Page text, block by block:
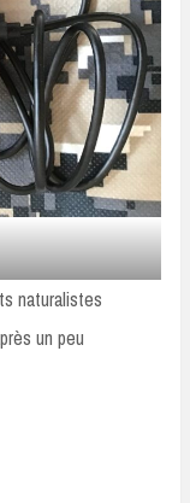
naturalistes
un peu